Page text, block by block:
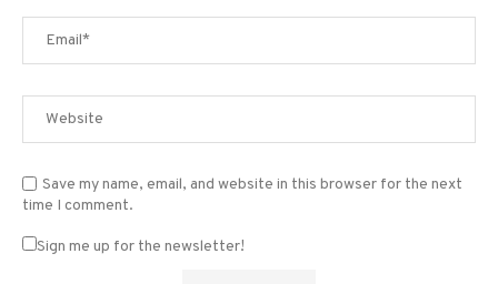
Save my name, email, and website in this browser for the next
time I comment.
Sign me up for the newsletter!